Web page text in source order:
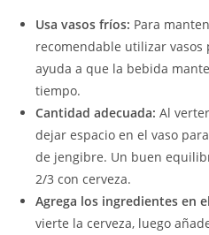
Usa vasos fríos: Para
recomendable utilizar
ayuda a que la bebida
tiempo.
Cantidad adecuada: Al
dejar espacio en el vaso
de jengibre. Un buen
2/3 con cerveza.
Agrega los ingredientes en
vierte la cerveza, luego